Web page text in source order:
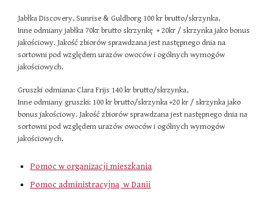
Jabłka Discovery, Sunrise & Guldborg 100 kr brutto/skrzynka,
Inne odmiany jabłka 70kr brutto skrzynkę + 20kr / skrzynka jako bonus
jakościowy. Jakość zbiorów sprawdzana jest następnego dnia na
sortowni pod względem urazów owoców i ogólnych wymogów
jakościowych.
Gruszki odmiana: Clara Frijs 140 kr brutto/skrzynka,
Inne odmiany gruszki: 100 kr brutto/skrzynka +20 kr / skrzynka jako
bonus jakościowy. Jakość zbiorów sprawdzana jest następnego dnia na
sortowni pod względem urazów owoców i ogólnych wymogów
jakościowych.
Pomoc w organizacji mieszkania
Pomoc administracyjną w Danii